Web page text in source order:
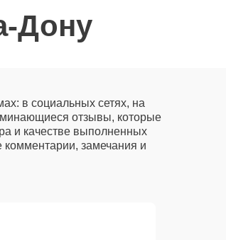
Дону
в социальных сетях, на
отзывы, которые
и качестве выполненных
комментарии, замечания и